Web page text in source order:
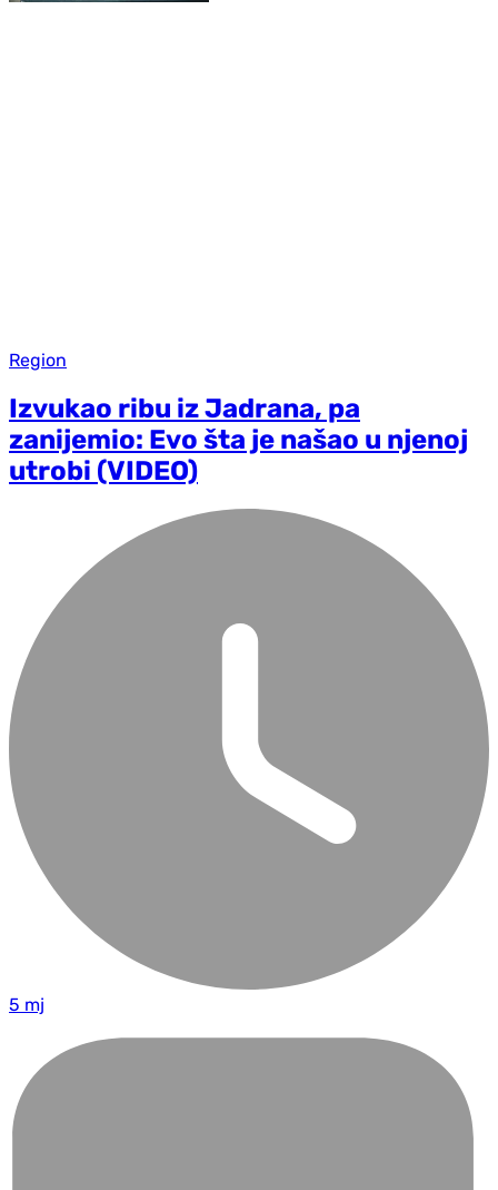
Region
Izvukao ribu iz Jadrana, pa
zanijemio: Evo šta je našao u njenoj
utrobi (VIDEO)
5 mj